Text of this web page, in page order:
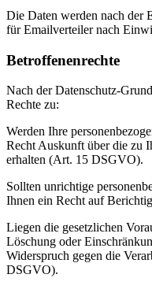
Die Daten werden nach der
für Emailverteiler nach
Betroffenenrechte
Nach der Datenschutz-
Rechte zu:
Werden Ihre
Recht Auskunft über die zu
erhalten (Art. 15 DSGVO).
Sollten unrichtige
Ihnen ein Recht auf
Liegen die gesetzlichen
Löschung oder
Widerspruch gegen die
DSGVO).